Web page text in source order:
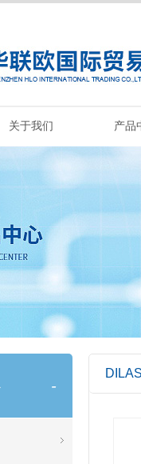
关于我们 产品
-
DILAS